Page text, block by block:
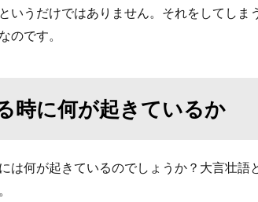
いうだけではありません。それをしてしま
のです。
時に何が起きているか
は何が起きているのでしょうか？大言壮